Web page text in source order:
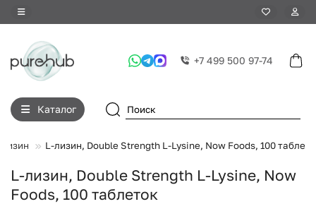
+7 499 500 97-74
Каталог
L-лизин, Double Strength L-Lysine, Now Foods, 100
L-лизин, Double Strength L-Lysine, Now
Foods, 100 таблеток